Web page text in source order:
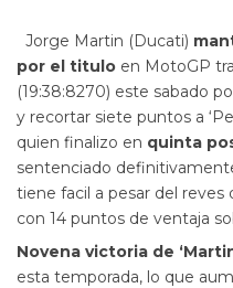
Jorge Martin (Ducati)
por el titulo en MotoGP
(19:38:8270) este sabado
y recortar siete puntos a
quien finalizo en quinta
sentenciado
tiene facil a pesar del
con 14 puntos de ventaja
Novena victoria de
esta temporada, lo que